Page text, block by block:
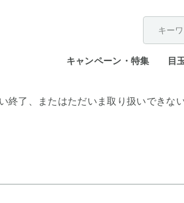
キャンペーン・特集 目
終了、またはただいま取り扱いできな